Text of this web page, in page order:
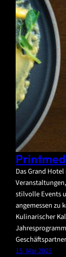
Das Grand
stilvolle Events
angemessen zu
Kulinarischer
15. Mai 2025